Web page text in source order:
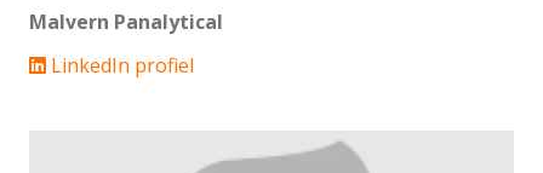
Malvern Panalytical
LinkedIn profiel